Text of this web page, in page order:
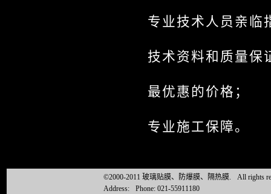
专业技术人员亲临
技术资料和质量保
最优惠的价格；
专业施工保障。
©2000-2011 玻璃贴膜、防爆膜、隔热膜.
All rights
Address:
Phone: 021-55911180